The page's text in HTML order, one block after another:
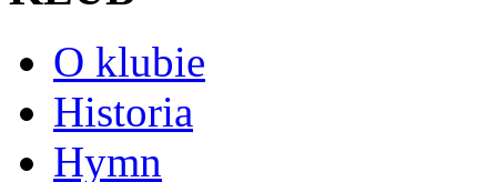
O klubie
Historia
Hymn